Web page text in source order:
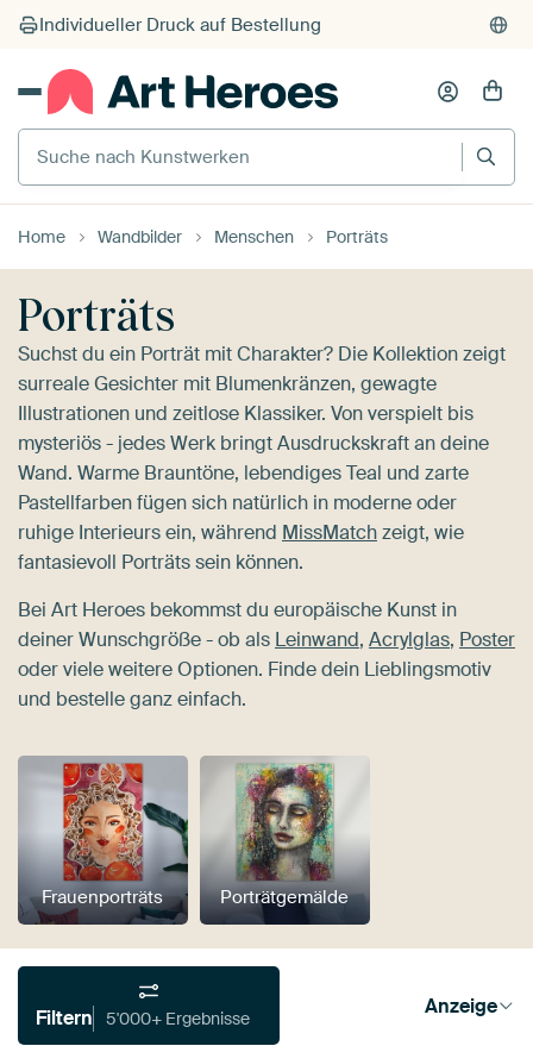
Suche nach Kunstwerken
Home Wandbilder Menschen Porträts
Porträts
Suchst du ein Porträt mit Charakter? Die Kollektion zeigt
surreale Gesichter mit Blumenkränzen, gewagte
Illustrationen und zeitlose Klassiker. Von verspielt bis
mysteriös - jedes Werk bringt Ausdruckskraft an deine
Wand. Warme Brauntöne, lebendiges Teal und zarte
Pastellfarben fügen sich natürlich in moderne oder
ruhige Interieurs ein, während MissMatchzeigt, wie
fantasievoll Porträts sein können.
Bei Art Heroes bekommst du europäische Kunst in
deiner Wunschgröße - ob als Leinwand, Acrylglas, Poster
oder viele weitere Optionen. Finde dein Lieblingsmotiv
und bestelle ganz einfach.
Frauenporträts Porträtgemälde
Filtern 5'000+ Ergebnisse Anzeige